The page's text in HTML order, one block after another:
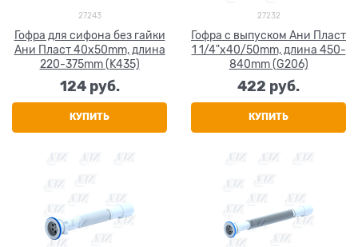
27243
Гофра для сифона без гайки
Ани Пласт 40x50mm, длина
220-375mm (K435)
124 руб.
КУПИТЬ
27232
Гофра с выпуском Ани Пласт
1 1/4"x40/50mm, длина 450-
840mm (G206)
422 руб.
КУПИТЬ